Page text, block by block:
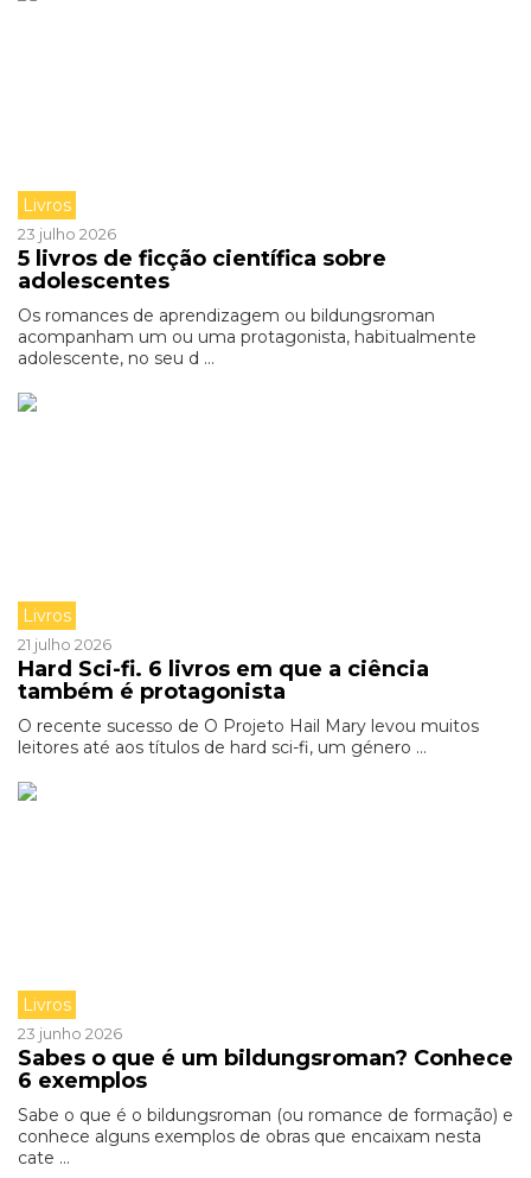
Livros
23 julho 2026
5 livros de ficção científica sobre
adolescentes
Os romances de aprendizagem ou bildungsroman
acompanham um ou uma protagonista, habitualmente
adolescente, no seu d ...
Livros
21 julho 2026
Hard Sci-fi. 6 livros em que a ciência
também é protagonista
O recente sucesso de O Projeto Hail Mary levou muitos
leitores até aos títulos de hard sci-fi, um género ...
Livros
23 junho 2026
Sabes o que é um bildungsroman? Conhece
6 exemplos
Sabe o que é o bildungsroman (ou romance de formação) e
conhece alguns exemplos de obras que encaixam nesta
cate ...